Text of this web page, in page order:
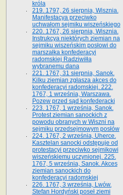
króla
219. 1797, 26 sierpnia, Wisznia.
Manifestacya przeciwko
uchwałom sejmiku wiszeńskiego
220. 1767, 26 sierpnia, Wisznia.
Instrukcya niektórych ziemian na
sejmiku wiszeńskim posłowi do
marszałka konfe­deracyi
radomskiej Radziwiłła
wybranemu dana
221. 1767, 31 sierpnia, Sanok.
Kilku ziemian zgłasza akces do
konfederacyi radomskiej. 222.
1767, 1 września, Warszawa.
Pozew przed sąd konfederacki
223. 1767, 1 września, Sanok.
Protest ziemian sanockich z
powodu obranych w Wiszni na
sejmiku przedsejmo­wym posłów
224. 1767, 2 września, Uherce.
Kasztelan sanocki odstępuje od
protestacyi przeciwko sejmikowi
wiszeńskiemu uczynionej. 225.
1767, 5 września, Sanok. Akces
ziemian sanockich do
konfederacyi radomskiej
226. 1767, 3 września, Lwów.
Stefan Hordyński poseł ziemi